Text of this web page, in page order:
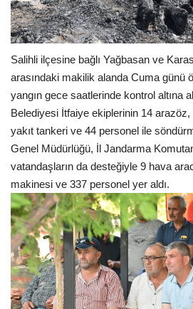
Salihli ilçesine bağlı Yağbasan ve
arasındaki makilik alanda Cuma günü
yangın gece saatlerinde kontrol altına
Belediyesi İtfaiye ekiplerinin 14
yakıt tankeri ve 44 personel ile
Genel Müdürlüğü, İl Jandarma
vatandaşların da desteğiyle 9 hava
makinesi ve 337 personel yer aldı.